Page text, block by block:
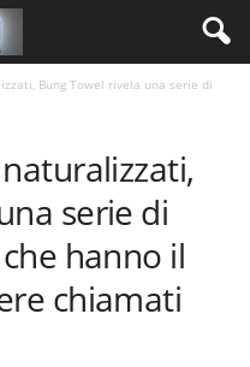
Bung Towel rivela una serie di
serie di
hanno il
chiamati